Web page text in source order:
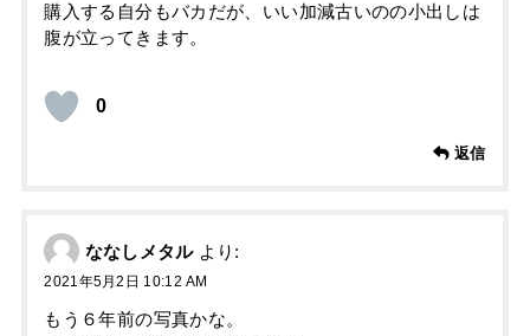
購入する自分もバカだが、いい加減古いのの小出しは
腹が立ってきます。
0
返信
ななしメタル より:
2021年5月2日 10:12 AM
もう６年前の写真かな。